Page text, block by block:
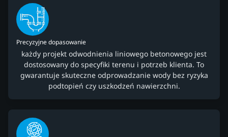
Precyzyjne dopasowanie
każdy projekt odwodnienia liniowego betonowego jest
dostosowany do specyfiki terenu i potrzeb klienta. To
gwarantuje skuteczne odprowadzanie wody bez ryzyka
podtopień czy uszkodzeń nawierzchni.